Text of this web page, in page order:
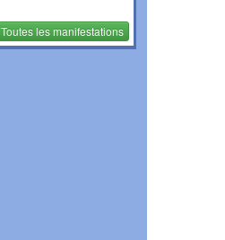
Toutes les manifestations